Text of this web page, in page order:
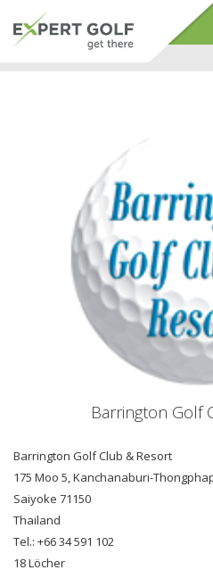
Barrington Golf
Barrington Golf Club & Resort
175 Moo 5, Kanchanaburi-
Saiyoke 71150
Thailand
Tel.: +66 34 591 102
18 Löcher